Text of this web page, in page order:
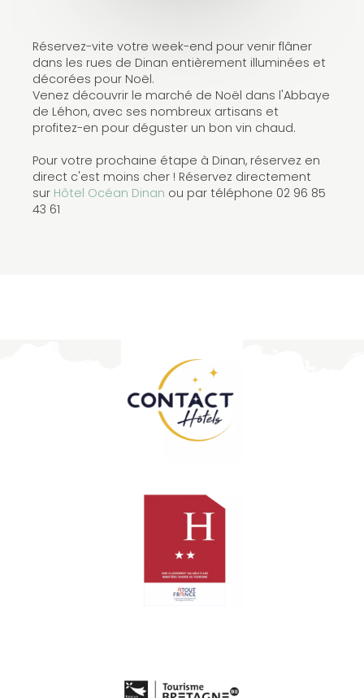
Réservez-vite votre week-end pour venir flâner
dans les rues de Dinan entièrement illuminées et
décorées pour Noël.
Venez découvrir le marché de Noël dans l'Abbaye
de Léhon, avec ses nombreux artisans et
profitez-en pour déguster un bon vin chaud.
Pour votre prochaine étape à Dinan, réservez en
direct c'est moins cher ! Réservez directement
sur Hôtel Océan Dinan ou par téléphone 02 96 85
43 61